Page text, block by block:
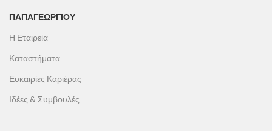
ΠΑΠΑΓΕΩΡΓΊΟΥ
Η Εταιρεία
Καταστήματα
Ευκαιρίες Καριέρας
Ιδέες & Συμβουλές